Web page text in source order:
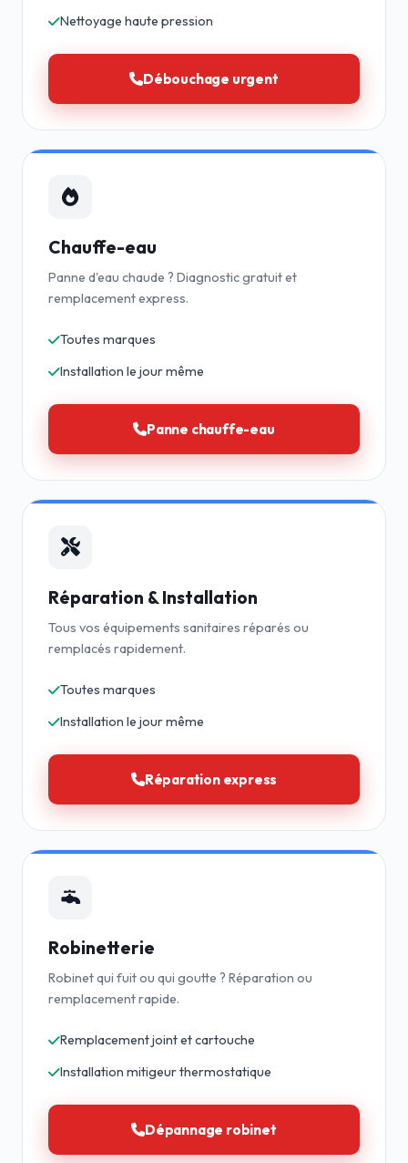
Nettoyage haute pression
Débouchage urgent
Chauffe-eau
Panne d'eau chaude ? Diagnostic gratuit et
remplacement express.
Toutes marques
Installation le jour même
Panne chauffe-eau
Réparation & Installation
Tous vos équipements sanitaires réparés ou
remplacés rapidement.
Toutes marques
Installation le jour même
Réparation express
Robinetterie
Robinet qui fuit ou qui goutte ? Réparation ou
remplacement rapide.
Remplacement joint et cartouche
Installation mitigeur thermostatique
Dépannage robinet